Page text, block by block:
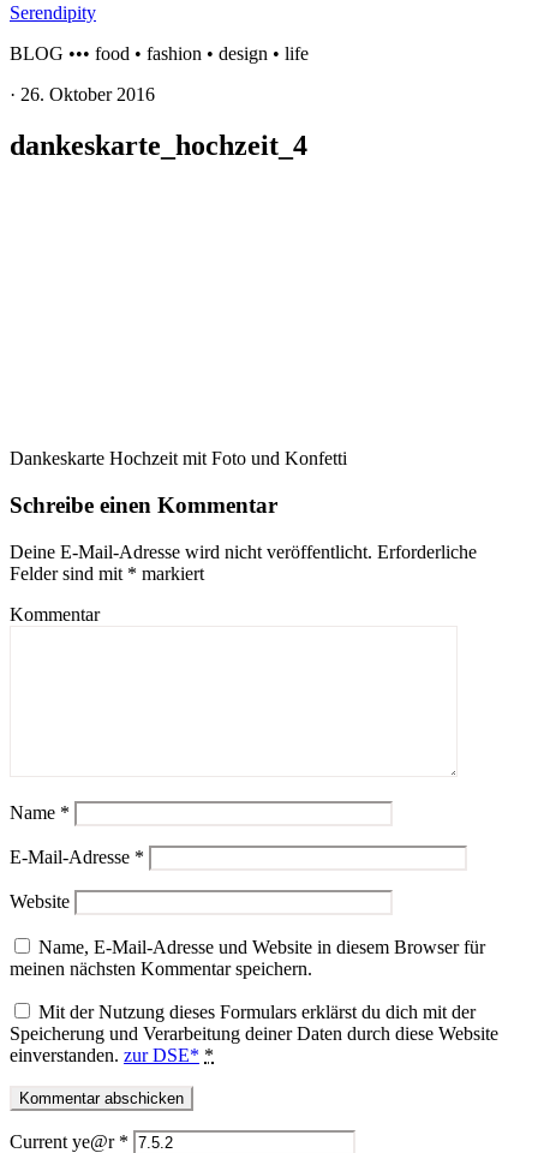
Serendipity
BLOG ••• food • fashion • design • life
· 26. Oktober 2016
dankeskarte_hochzeit_4
Dankeskarte Hochzeit mit Foto und Konfetti
Schreibe einen Kommentar
Deine E-Mail-Adresse wird nicht veröffentlicht. Erforderliche
Felder sind mit * markiert
Kommentar
Name *
E-Mail-Adresse *
Website
Name, E-Mail-Adresse und Website in diesem Browser für
meinen nächsten Kommentar speichern.
Mit der Nutzung dieses Formulars erklärst du dich mit der
Speicherung und Verarbeitung deiner Daten durch diese Website
einverstanden. zur DSE* *
Current ye@r *